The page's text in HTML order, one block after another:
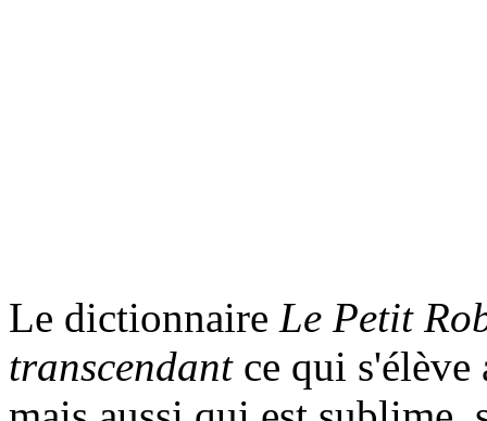
Le dictionnaire Le Petit
transcendantce qui s'élève